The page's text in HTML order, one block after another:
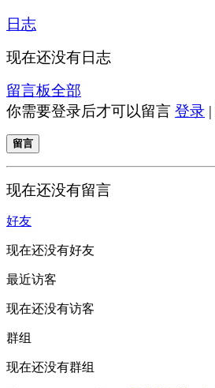
日志
现在还没有日志
留言板全部
你需要登录后才可以留言 登录 |
留言
现在还没有留言
好友
现在还没有好友
最近访客
现在还没有访客
群组
现在还没有群组